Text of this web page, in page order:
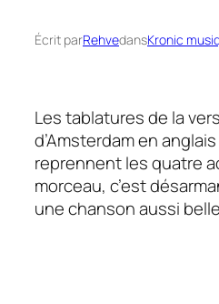
Écrit parRehvedansKronic
Les tablatures de la
d’Amsterdam en
reprennent les quatre
morceau, c’est
une chanson aussi